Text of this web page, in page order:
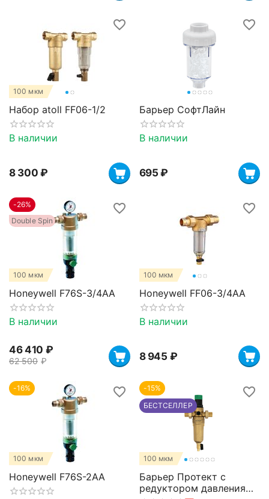
100 мкм
Набор atoll FF06-1/2
В наличии
8 300 ₽
Барьер СофтЛайн
В наличии
‍695‍ ₽
100 мкм
-26%
Double Spin
Honeywell F76S-3/4AA
В наличии
46 410 ₽
62 500 ₽
100 мкм
Honeywell FF06-3/4AA
В наличии
8 945 ₽
100 мкм
-16%
Honeywell F76S-2AA
100 мкм
-15%
БЕСТСЕЛЛЕР
Барьер Протект с
редуктором давления